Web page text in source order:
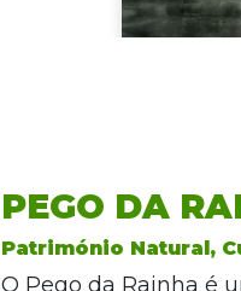
PEGO DA
Património Natural,
O Pego da Rainha é